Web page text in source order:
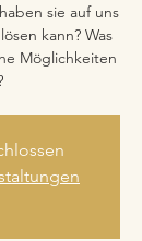
sie auf uns
kann? Was
Möglichkeiten